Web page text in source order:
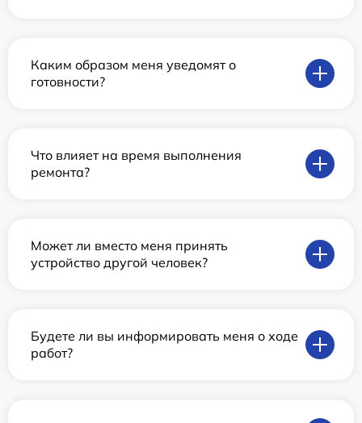
Каким образом меня уведомят о
готовности?
Что влияет на время выполнения
ремонта?
Может ли вместо меня принять
устройство другой человек?
Будете ли вы информировать меня о ходе
работ?